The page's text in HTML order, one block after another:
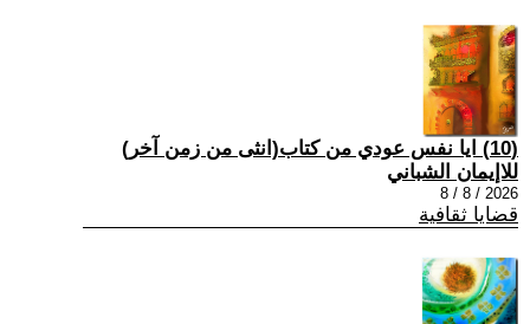
(10) ايا نفس عودي من كتاب(انثى من زمن آخر)
للاإيمان الشباني
2026 / 8 / 8
قضايا ثقافية